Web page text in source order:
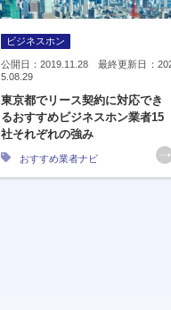
ビジネスホン
公開日：2019.11.28 最終更新日：
5.08.29
東京都でリース契約に対応でき
るおすすめビジネスホン業者15
社それぞれの強み
おすすめ業者ナビ